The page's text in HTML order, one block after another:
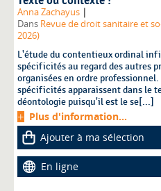
Anna Zachayus |
Dans Revue de droit sanitaire et
2026)
L'étude du contentieux ordinal
spécificités au regard des autres
organisées en ordre
spécificités apparaissent dans le
déontologie puisqu'il est le se[...]
Plus d'information...
Ajouter à ma sélection
En ligne